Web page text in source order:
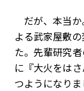
だが、本当か
よる武家屋敷
た。先輩研究
に『大火をは
つようになりま